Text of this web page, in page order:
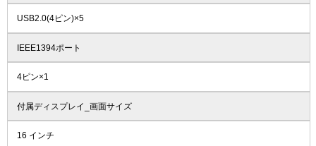
USB2.0(4ピン)×5
IEEE1394ポート
4ピン×1
付属ディスプレイ_画面サイズ
16 インチ